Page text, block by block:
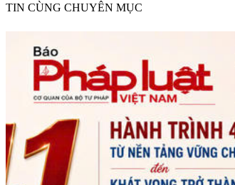
TIN CÙNG CHUYÊN MỤC